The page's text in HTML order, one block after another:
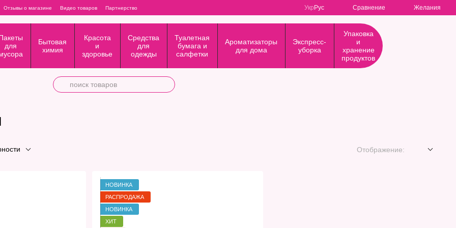
Отзывы о магазине Видео товаров Партнерство Укр Рус Сравнение Желания
для
Бытовая
химия
Красота
и
здоровье
Средства
для
одежды
Туалетная
бумага и
салфетки
Ароматизаторы
для дома
Экспресс-
уборка
Упаковка
и
хранение
продуктов
Отображение:
НОВИНКА
РАСПРОДАЖА
НОВИНКА
ХИТ